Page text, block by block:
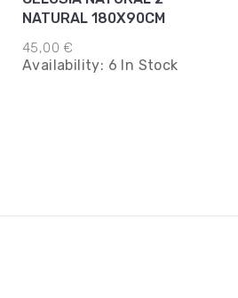
NATURAL 180X90CM
45,00 €
Availability: 6 In Stock